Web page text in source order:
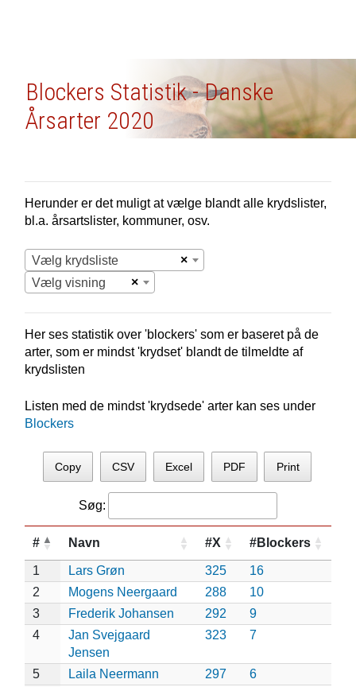
Blockers Statistik - Danske
Årsarter 2020
Herunder er det muligt at vælge blandt alle krydslister,
bl.a. årsartslister, kommuner, osv.
×
Vælg krydsliste
×
Vælg visning
Her ses statistik over 'blockers' som er baseret på de
arter, som er mindst 'krydset' blandt de tilmeldte af
krydslisten
Listen med de mindst 'krydsede' arter kan ses under
Blockers
Copy CSV Excel PDF Print
Søg:
# Navn #X #Blockers
1 Lars Grøn 325
16
2
Mogens Neergaard 288
10
3
Frederik Johansen 292
9
4
Jan Svejgaard
Jensen
323 7
5 Laila Neermann 297
6